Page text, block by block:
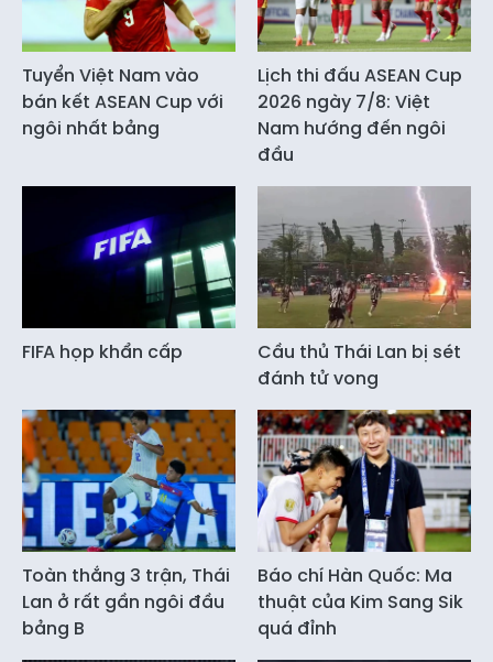
Tuyển Việt Nam vào
bán kết ASEAN Cup với
ngôi nhất bảng
Lịch thi đấu ASEAN Cup
2026 ngày 7/8: Việt
Nam hướng đến ngôi
đầu
FIFA họp khẩn cấp
Cầu thủ Thái Lan bị sét
đánh tử vong
Toàn thắng 3 trận, Thái
Lan ở rất gần ngôi đầu
bảng B
Báo chí Hàn Quốc: Ma
thuật của Kim Sang Sik
quá đỉnh